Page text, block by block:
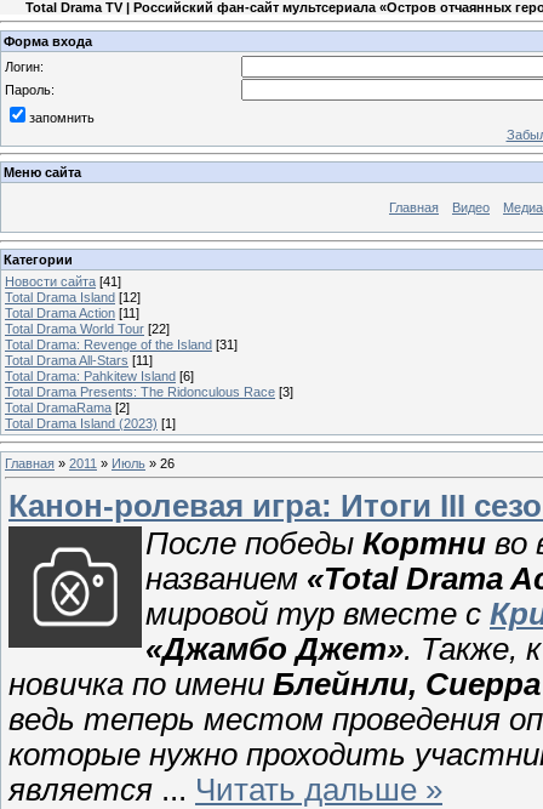
Total Drama TV | Российский фан-сайт мультсериала «Остров отчаянных
Форма входа
Логин:
Пароль:
запомнить
Меню сайта
Главная Видео Медиа
Категории
Новости сайта [41]
Total Drama Island [12]
Total Drama Action [11]
Total Drama World Tour [22]
Total Drama: Revenge of the Island [31]
Total Drama All-Stars [11]
Total Drama: Pahkitew Island [6]
Total Drama Presents: The Ridonculous Race [3]
Total DramaRama [2]
Total Drama Island (2023) [1]
Главная » 2011 » Июль » 26
Канон-ролевая игра: Итоги III
После победы Кортни во
названием «Total Drama
мировой тур вместе с
«Джамбо Джет». Также,
новичка по имени Блейнли,
ведь теперь местом проведения
которые нужно проходить
является ... Читать дальше »